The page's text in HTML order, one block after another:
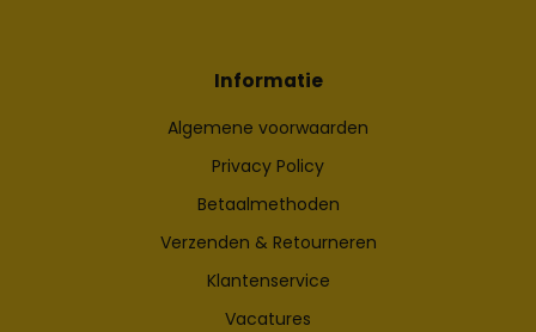
Informatie
Algemene voorwaarden
Privacy Policy
Betaalmethoden
Verzenden & Retourneren
Klantenservice
Vacatures